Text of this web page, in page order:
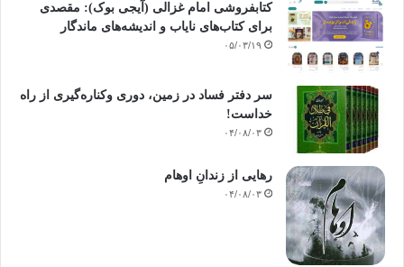
کتابفروشی امام غزالی (آیجی بوک): مقصدی
برای کتاب‌های نایاب و اندیشه‌های ماندگار
۰۵/۰۳/۱۹
سر دفتر فساد در زمین‌، دوری وکناره‌گیری از راه
خداست‌!
۰۴/۰۸/۰۳
رهایی از زندانِ اوهام
۰۴/۰۸/۰۳